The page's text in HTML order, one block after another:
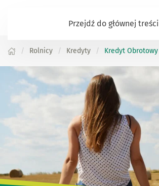
Przejdź do głównej treści
Rolnicy Kredyty Kredyt Obrotowy